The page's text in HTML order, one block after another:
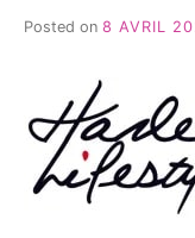
Posted on 8 AVRIL